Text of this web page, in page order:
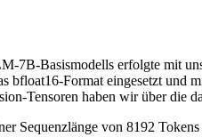
7B-Basismodells erfolgte mit
bfloat16-Format eingesetzt und
Tensoren haben wir über die
Sequenzlänge von 8192